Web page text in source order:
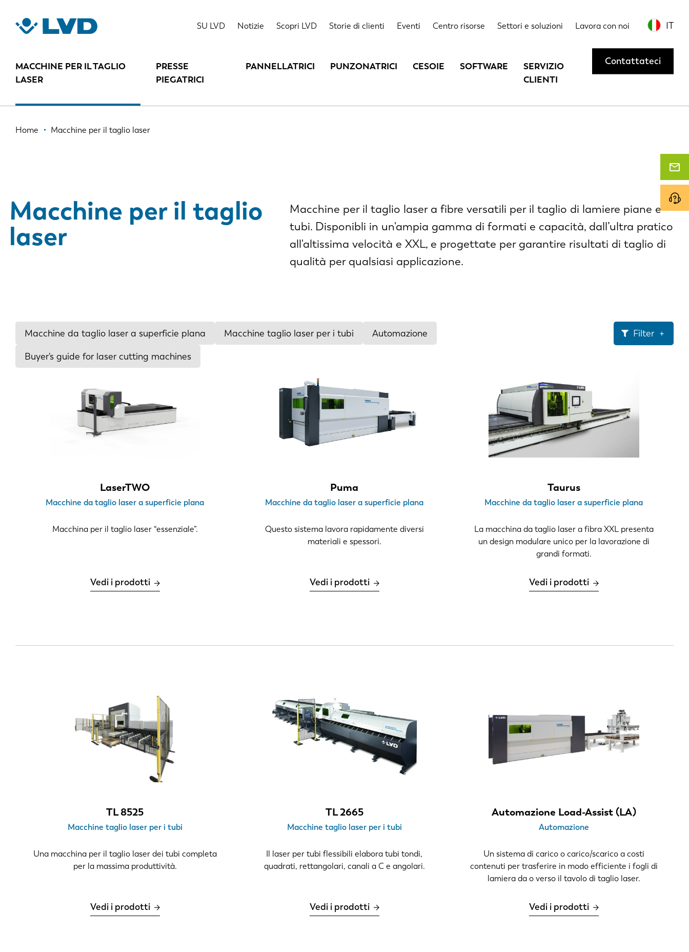
contenuto
SU LVD Notizie Scopri LVD Storie di clienti Eventi Centro risorse Settori e soluzioni Lavora con noi IT
MACCHINE PER IL TAGLIO
LASER
PRESSE
PIEGATRICI
PANNELLATRICI PUNZONATRICI CESOIE SOFTWARE
SERVIZIO
CLIENTI
Contattateci
Briciole
Home Macchine per il taglio laser
Macchine per il taglio
laser
Macchine per il taglio laser a fibre versatili per il taglio di lamiere piane e
tubi. Disponibli in un'ampia gamma di formati e capacità, dall’ultra pratico
all'altissima velocità e XXL, e progettate per garantire risultati di taglio di
qualità per qualsiasi applicazione.
Macchine da taglio laser a superficie plana Macchine taglio laser per i tubi Automazione
Buyer's guide for laser cutting machines
Filter
Dimensione lamiera
3000 x 1500 mm
4000 x 2000 mm
3 kW
LaserTWO
Macchine da taglio laser a superficie plana
Macchina per il taglio laser “essenziale”.
Vedi i prodotti
Puma
Macchine da taglio laser a superficie plana
Questo sistema lavora rapidamente diversi
materiali e spessori.
Vedi i prodotti
Taurus
Macchine da taglio laser a superficie plana
La macchina da taglio laser a fibra XXL presenta
un design modulare unico per la lavorazione di
grandi formati.
Vedi i prodotti
TL 8525
Macchine taglio laser per i tubi
Una macchina per il taglio laser dei tubi completa
per la massima produttività.
Vedi i prodotti
TL 2665
Macchine taglio laser per i tubi
Il laser per tubi flessibili elabora tubi tondi,
quadrati, rettangolari, canali a C e angolari.
Vedi i prodotti
Automazione Load-Assist (LA)
Automazione
Un sistema di carico o carico/scarico a costi
contenuti per trasferire in modo efficiente i fogli di
lamiera da o verso il tavolo di taglio laser.
Vedi i prodotti